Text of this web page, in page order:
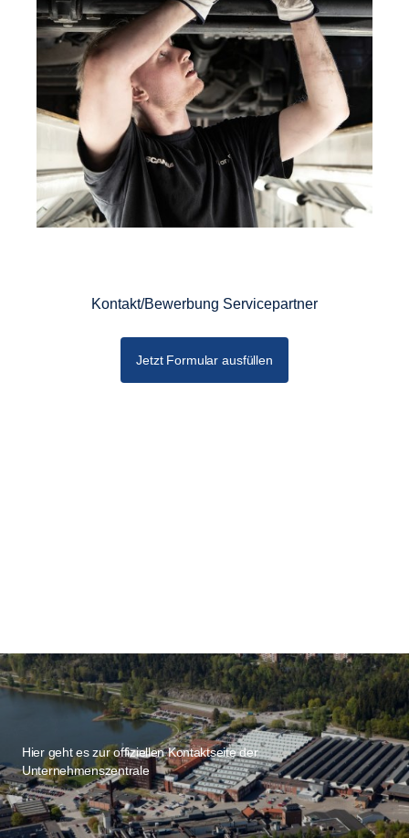
Kontakt/Bewerbung Servicepartner
Jetzt Formular ausfüllen
Hier geht es zur offiziellen Kontaktseite der
Unternehmenszentrale